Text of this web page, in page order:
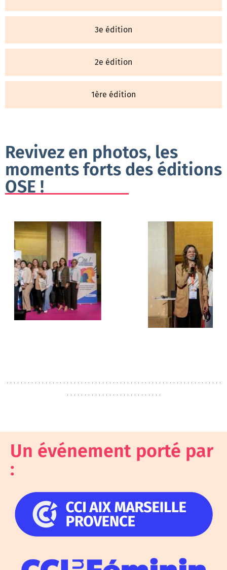
3e édition
2e édition
1ère édition
Revivez en photos, les
moments forts des éditions
OSE !
Un événement porté par
: